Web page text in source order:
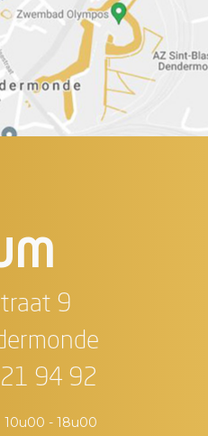
9
94 92
10u00 - 18u00